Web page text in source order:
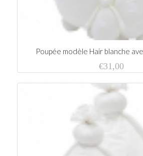
Poupée modèle Hair blanche
€31,00